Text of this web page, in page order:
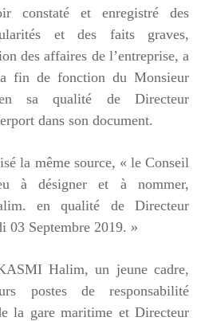
constaté et enregistré des
et des faits graves,
des affaires de l’entreprise, a
fin de fonction du Monsieur
sa qualité de Directeur
dans son document.
la même source, « le Conseil
à désigner et à nommer,
en qualité de Directeur
03 Septembre 2019. »
Halim, un jeune cadre,
postes de responsabilité
la gare maritime et Directeur